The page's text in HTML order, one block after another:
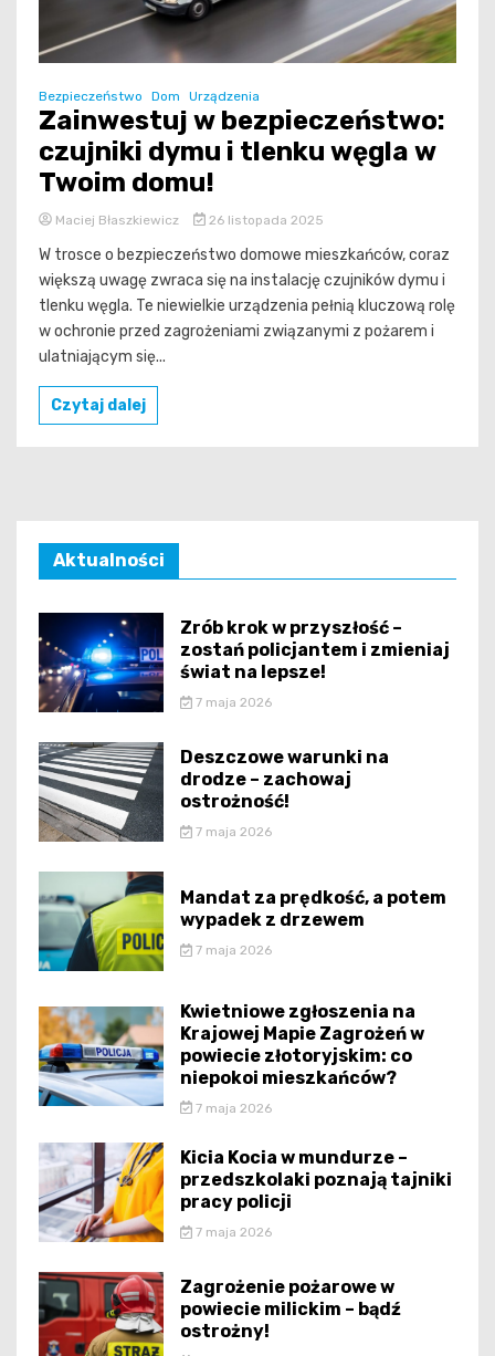
Bezpieczeństwo Dom Urządzenia
Zainwestuj w bezpieczeństwo:
czujniki dymu i tlenku węgla w
Twoim domu!
Maciej Błaszkiewicz 26 listopada 2025
W trosce o bezpieczeństwo domowe mieszkańców, coraz
większą uwagę zwraca się na instalację czujników dymu i
tlenku węgla. Te niewielkie urządzenia pełnią kluczową rolę
w ochronie przed zagrożeniami związanymi z pożarem i
ulatniającym się...
Czytaj dalej
Aktualności
Zrób krok w przyszłość –
zostań policjantem i zmieniaj
świat na lepsze!
7 maja 2026
Deszczowe warunki na
drodze – zachowaj
ostrożność!
7 maja 2026
Mandat za prędkość, a potem
wypadek z drzewem
7 maja 2026
Kwietniowe zgłoszenia na
Krajowej Mapie Zagrożeń w
powiecie złotoryjskim: co
niepokoi mieszkańców?
7 maja 2026
Kicia Kocia w mundurze –
przedszkolaki poznają tajniki
pracy policji
7 maja 2026
Zagrożenie pożarowe w
powiecie milickim – bądź
ostrożny!